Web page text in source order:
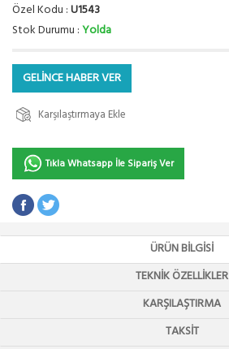
Özel Kodu :U1543
Stok Durumu :Yolda
GELİNCE HABER VER
Karşılaştırmaya Ekle
Tıkla Whatsapp İle Sipariş Ver
ÜRÜN BILGISI
TEKNIK ÖZELLIKLER
KARŞILAŞTIRMA
TAKSIT